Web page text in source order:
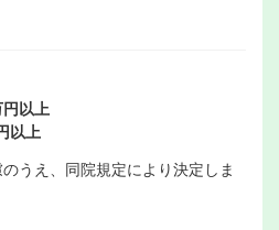
円以上
以上
うえ、同院規定により決定しま